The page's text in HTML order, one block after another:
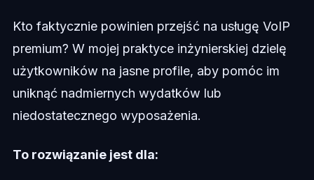
Kto faktycznie powinien przejść na usługę VoIP
premium? W mojej praktyce inżynierskiej dzielę
użytkowników na jasne profile, aby pomóc im
uniknąć nadmiernych wydatków lub
niedostatecznego wyposażenia.
To rozwiązanie jest dla: